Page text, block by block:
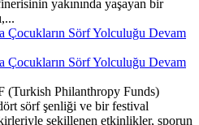
yakınında yaşayan bir
Çocukların Sörf Yolculuğu Devam
Çocukların Sörf Yolculuğu Devam
(Turkish Philanthropy Funds)
sörf şenliği ve bir festival
şekillenen etkinlikler, sporun